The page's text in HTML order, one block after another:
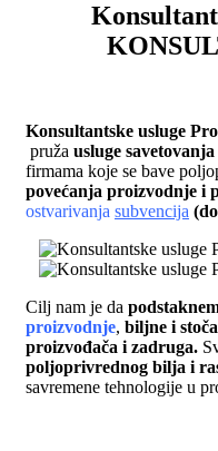
Konsultantske usluge
pruža usluge savetovanja
firmama koje se bave
povećanja proizvodnje i
ostvarivanja subvencija
Cilj nam je da
proizvodnje, biljne i
proizvođača i zadruga.
poljoprivrednog bilja i
savremene tehnologije u